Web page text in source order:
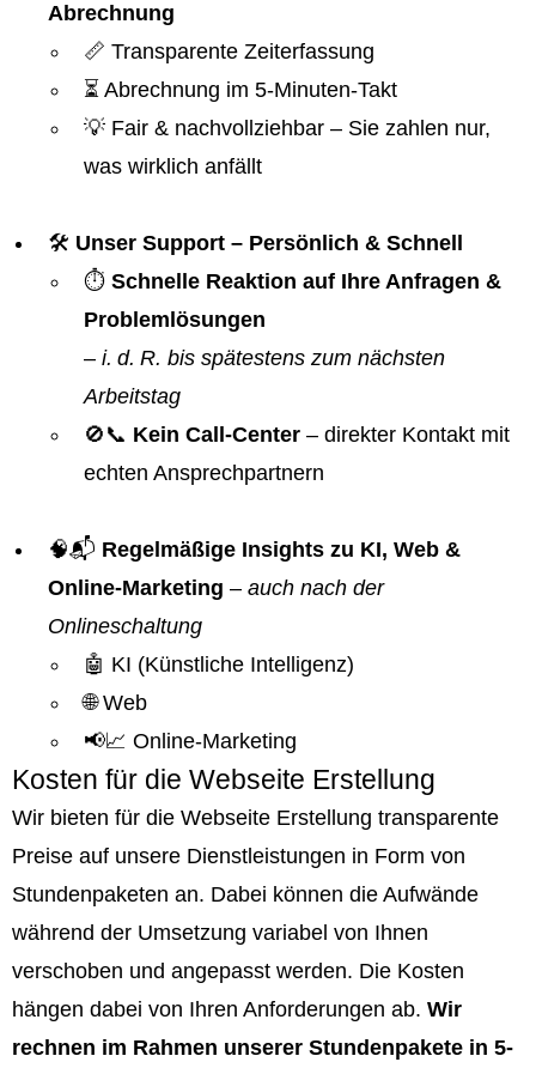
Abrechnung
📏 Transparente Zeiterfassung
⏳ Abrechnung im 5-Minuten-Takt
💡 Fair & nachvollziehbar – Sie zahlen nur,
was wirklich anfällt
🛠️ Unser Support – Persönlich & Schnell
⏱️ Schnelle Reaktion auf Ihre Anfragen &
Problemlösungen
– i. d. R. bis spätestens zum nächsten
Arbeitstag
🚫📞 Kein Call-Center – direkter Kontakt mit
echten Ansprechpartnern
🧠📬 Regelmäßige Insights zu KI, Web &
Online-Marketing – auch nach der
Onlineschaltung
🤖 KI (Künstliche Intelligenz)
🌐 Web
📢📈 Online-Marketing
Kosten für die Webseite Erstellung
Wir bieten für die Webseite Erstellung transparente
Preise auf unsere Dienstleistungen in Form von
Stundenpaketen an. Dabei können die Aufwände
während der Umsetzung variabel von Ihnen
verschoben und angepasst werden. Die Kosten
hängen dabei von Ihren Anforderungen ab. Wir
rechnen im Rahmen unserer Stundenpakete in 5-